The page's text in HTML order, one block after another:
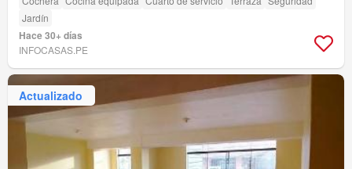
Jardín
Hace 30+ días
INFOCASAS.PE
Actualizado